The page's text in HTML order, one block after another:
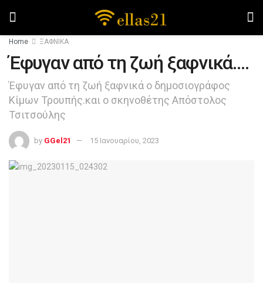
Home ΞΑΦΝΙΚΑ
Έφυγαν από τη ζωή ξαφνικά….
Έφυγαν από τη ζωή ξαφνικά ο δημοσιογράφος
Κίμων Τρουπής.και ο σκηνοθέτης Απόστολος
Τσιτσούλης
by GGel21 15 Ιανουαρίου, 2023